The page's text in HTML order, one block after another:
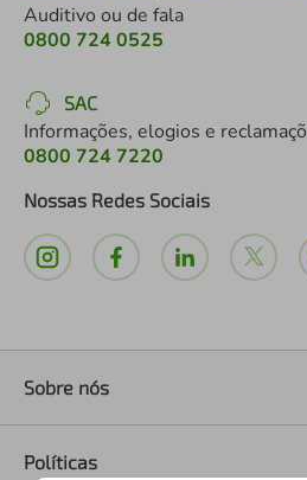
Auditivo ou de fala
0800 724 0525
SAC
Informações, elogios e
0800 724 7220
Nossas Redes Sociais
Sobre nós
Políticas